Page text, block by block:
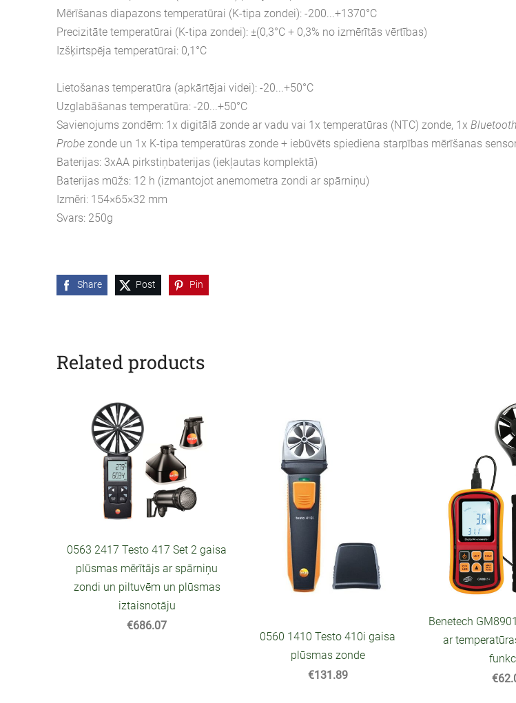
Mērīšanas diapazons temperatūrai (K-tipa zondei): -200...+1370°C
Precizitāte temperatūrai (K-tipa zondei): ±(0,3°C + 0,3% no izmērītās vērtības)
Izšķirtspēja temperatūrai: 0,1°C
Lietošanas temperatūra (apkārtējai videi): -20...+50°C
Uzglabāšanas temperatūra: -20...+50°C
Savienojums zondēm: 1x digitālā zonde ar vadu vai 1x temperatūras (NTC) zonde, 1x Bluetooth
Probe zonde un 1x K-tipa temperatūras zonde + iebūvēts spiediena starpības mērīšanas
Baterijas: 3xAA pirkstiņbaterijas (iekļautas komplektā)
Baterijas mūžs: 12 h (izmantojot anemometra zondi ar spārniņu)
Izmēri: 154×65×32 mm
Svars: 250g
Share Post Pin
Related products
0563 2417 Testo 417 Set 2 gaisa
plūsmas mērītājs ar spārniņu
zondi un piltuvēm un plūsmas
iztaisnotāju
€686.07
0560 1410 Testo 410i gaisa
plūsmas zonde
€131.89
Benetech
ar